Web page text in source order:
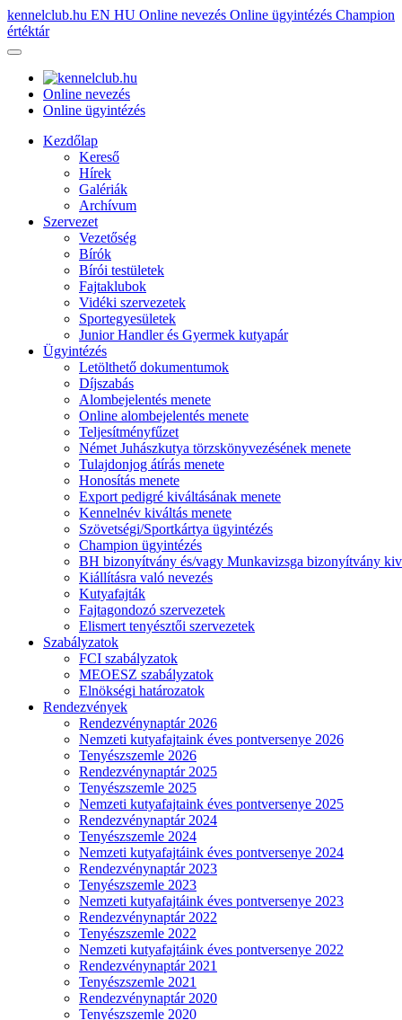
kennelclub.hu EN HU Online nevezés Online ügyintézés Champion
értéktár
Online nevezés
Online ügyintézés
Kezdőlap
Kereső
Hírek
Galériák
Archívum
Szervezet
Vezetőség
Bírók
Bírói testületek
Fajtaklubok
Vidéki szervezetek
Sportegyesületek
Junior Handler és Gyermek kutyapár
Ügyintézés
Letölthető dokumentumok
Díjszabás
Alombejelentés menete
Online alombejelentés menete
Teljesítményfűzet
Német Juhászkutya törzskönyvezésének menete
Tulajdonjog átírás menete
Honosítás menete
Export pedigré kiváltásának menete
Kennelnév kiváltás menete
Szövetségi/Sportkártya ügyintézés
Champion ügyintézés
BH bizonyítvány és/vagy Munkavizsga bizonyítvány
Kiállításra való nevezés
Kutyafajták
Fajtagondozó szervezetek
Elismert tenyésztői szervezetek
Szabályzatok
FCI szabályzatok
MEOESZ szabályzatok
Elnökségi határozatok
Rendezvények
Rendezvénynaptár 2026
Nemzeti kutyafajtaink éves pontversenye 2026
Tenyészszemle 2026
Rendezvénynaptár 2025
Tenyészszemle 2025
Nemzeti kutyafajtaink éves pontversenye 2025
Rendezvénynaptár 2024
Tenyészszemle 2024
Nemzeti kutyafajtáink éves pontversenye 2024
Rendezvénynaptár 2023
Tenyészszemle 2023
Nemzeti kutyafajtáink éves pontversenye 2023
Rendezvénynaptár 2022
Tenyészszemle 2022
Nemzeti kutyafajtáink éves pontversenye 2022
Rendezvénynaptár 2021
Tenyészszemle 2021
Rendezvénynaptár 2020
Tenyészszemle 2020